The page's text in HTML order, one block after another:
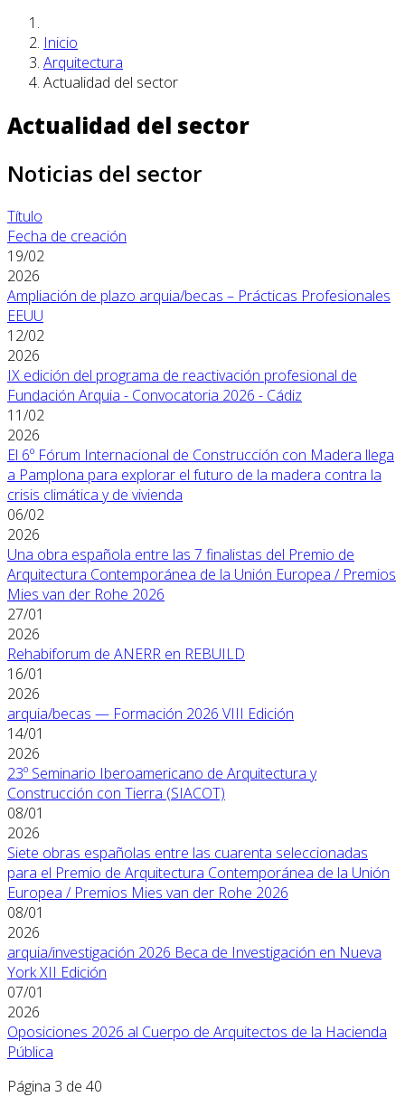
Inicio
Arquitectura
Actualidad del sector
Actualidad del sector
Noticias del sector
Título
Fecha de creación
19/02
2026
Ampliación de plazo arquia/becas – Prácticas Profesionales
EEUU
12/02
2026
IX edición del programa de reactivación profesional de
Fundación Arquia - Convocatoria 2026 - Cádiz
11/02
2026
El 6º Fórum Internacional de Construcción con Madera llega
a Pamplona para explorar el futuro de la madera contra la
crisis climática y de vivienda
06/02
2026
Una obra española entre las 7 finalistas del Premio de
Arquitectura Contemporánea de la Unión Europea / Premios
Mies van der Rohe 2026
27/01
2026
Rehabiforum de ANERR en REBUILD
16/01
2026
arquia/becas — Formación 2026 VIII Edición
14/01
2026
23º Seminario Iberoamericano de Arquitectura y
Construcción con Tierra (SIACOT)
08/01
2026
Siete obras españolas entre las cuarenta seleccionadas
para el Premio de Arquitectura Contemporánea de la Unión
Europea / Premios Mies van der Rohe 2026
08/01
2026
arquia/investigación 2026 Beca de Investigación en Nueva
York XII Edición
07/01
2026
Oposiciones 2026 al Cuerpo de Arquitectos de la Hacienda
Pública
Página 3 de 40